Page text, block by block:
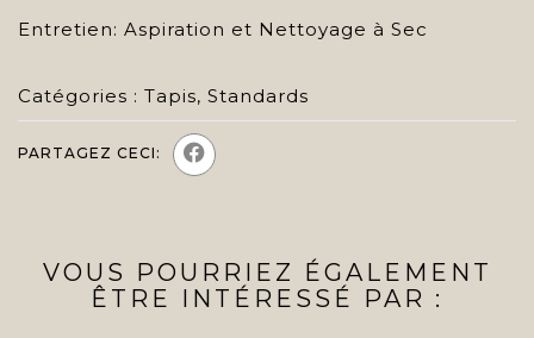
Entretien: Aspiration et Nettoyage à Sec
Catégories : Tapis, Standards
PARTAGEZ CECI:
VOUS POURRIEZ ÉGALEMENT
ÊTRE INTÉRESSÉ PAR :